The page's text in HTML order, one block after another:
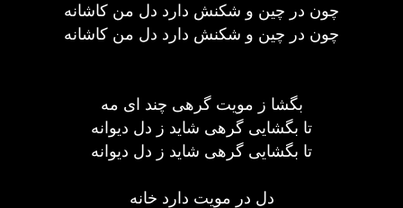
چون در چین و شکنش دارد دل من کاشانه
چون در چین و شکنش دارد دل من کاشانه
بگشا ز مویت گرهی چند ای مه
تا بگشایی گرهی شاید ز دل دیوانه
تا بگشایی گرهی شاید ز دل دیوانه
دل در مویت دارد خانه